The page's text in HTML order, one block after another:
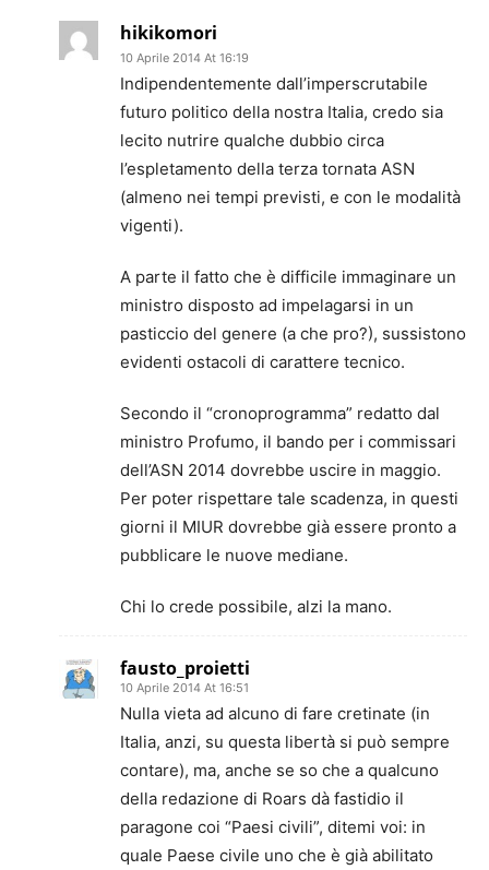
hikikomori
10 Aprile 2014 At 16:19
Indipendentemente dall’imperscrutabile
futuro politico della nostra Italia, credo sia
lecito nutrire qualche dubbio circa
l’espletamento della terza tornata ASN
(almeno nei tempi previsti, e con le modalità
vigenti).
A parte il fatto che è difficile immaginare un
ministro disposto ad impelagarsi in un
pasticcio del genere (a che pro?), sussistono
evidenti ostacoli di carattere tecnico.
Secondo il “cronoprogramma” redatto dal
ministro Profumo, il bando per i commissari
dell’ASN 2014 dovrebbe uscire in maggio.
Per poter rispettare tale scadenza, in questi
giorni il MIUR dovrebbe già essere pronto a
pubblicare le nuove mediane.
Chi lo crede possibile, alzi la mano.
fausto_proietti
10 Aprile 2014 At 16:51
Nulla vieta ad alcuno di fare cretinate (in
Italia, anzi, su questa libertà si può sempre
contare), ma, anche se so che a qualcuno
della redazione di Roars dà fastidio il
paragone coi “Paesi civili”, ditemi voi: in
quale Paese civile uno che è già abilitato